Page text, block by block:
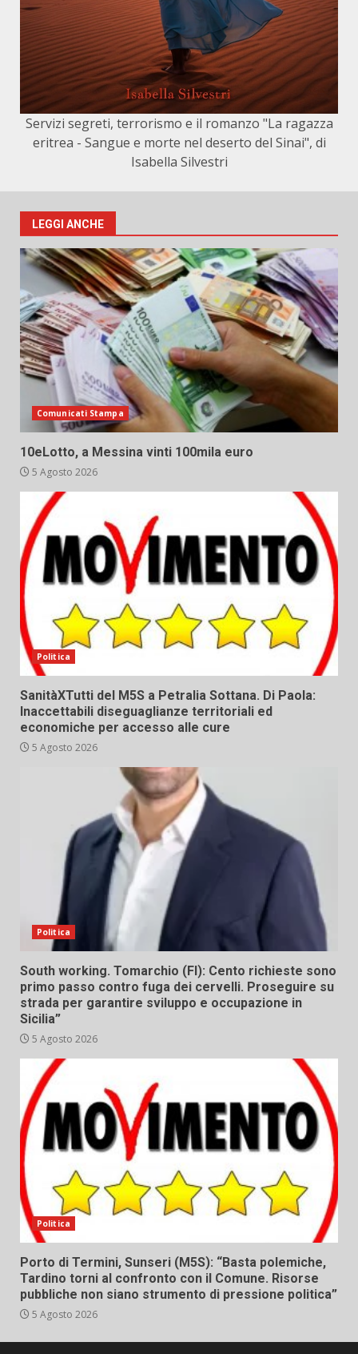
Servizi segreti, terrorismo e il romanzo "La ragazza
eritrea - Sangue e morte nel deserto del Sinai", di
Isabella Silvestri
LEGGI ANCHE
Comunicati Stampa
10eLotto, a Messina vinti 100mila euro
5 Agosto 2026
Politica
SanitàXTutti del M5S a Petralia Sottana. Di Paola:
Inaccettabili diseguaglianze territoriali ed
economiche per accesso alle cure
5 Agosto 2026
Politica
South working. Tomarchio (FI): Cento richieste sono
primo passo contro fuga dei cervelli. Proseguire su
strada per garantire sviluppo e occupazione in
Sicilia”
5 Agosto 2026
Politica
Porto di Termini, Sunseri (M5S): “Basta polemiche,
Tardino torni al confronto con il Comune. Risorse
pubbliche non siano strumento di pressione politica”
5 Agosto 2026